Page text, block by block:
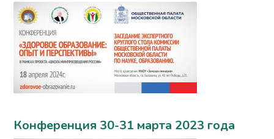
Конференция 30-31 марта 2023 года